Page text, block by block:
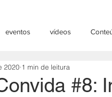
eventos vídeos
editais
#8:
2020 1 min de leitura